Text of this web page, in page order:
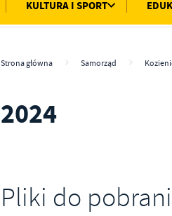
KULTURA I SPORT
Strona główna Samorząd
2024
Pliki do